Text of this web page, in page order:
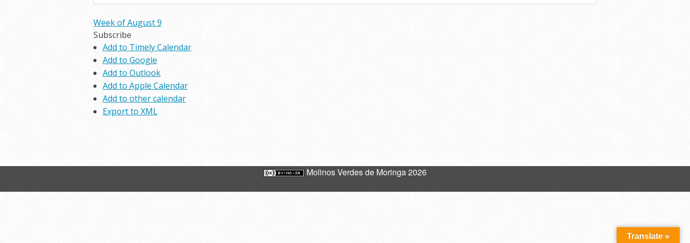
Week of August 9
Subscribe
Add to Timely Calendar
Add to Google
Add to Outlook
Add to Apple Calendar
Add to other calendar
Export to XML
Molinos Verdes de Moringa 2026
Translate »